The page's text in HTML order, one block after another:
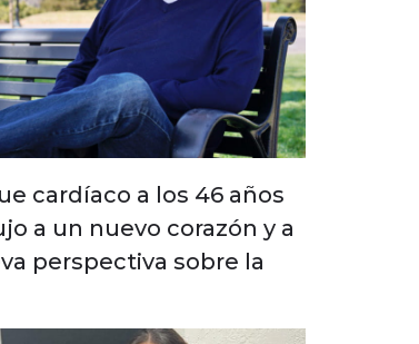
cardíaco a los 46 años
a un nuevo corazón y a
perspectiva sobre la